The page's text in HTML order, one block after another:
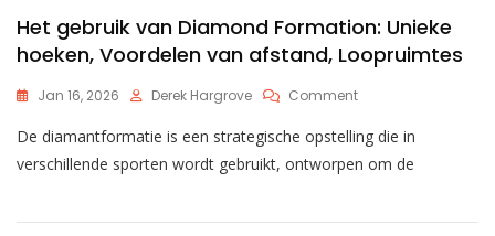
Het gebruik van Diamond Formation: Unieke
hoeken, Voordelen van afstand, Loopruimtes
Jan 16, 2026 Derek Hargrove CommentOn
Gebruik
Van
Unieke
De diamantformatie is een strategische opstelling die in
verschillende sporten wordt gebruikt, ontworpen om de